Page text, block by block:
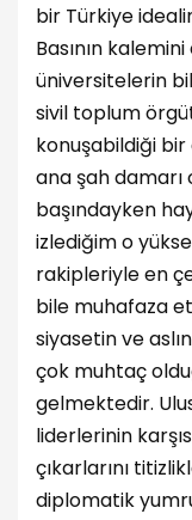
bir Türkiye
Basının
üniversitelerin
sivil toplum
konuşabildiği
ana şah damarı
başındayken
izlediğim o
rakipleriyle en
bile muhafaza
siyasetin ve
çok muhtaç
gelmektedir.
liderlerinin
çıkarlarını
diplomatik